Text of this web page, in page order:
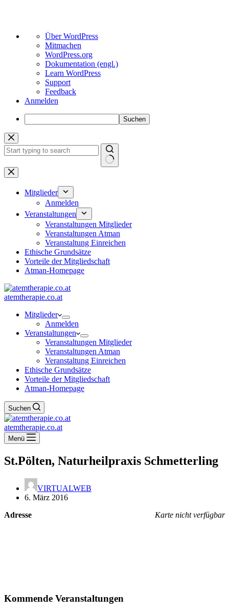
Über
WordPress
Über WordPress
Mitmachen
WordPress.org
Dokumentation (engl.)
Learn WordPress
Support
Feedback
Anmelden
Suchen
Zum
Inhalt
springen
Keine
Ergebnisse
Mitglieder
Anmelden
Veranstaltungen
Veranstaltungen Mitglieder
Veranstaltungen Atman
Veranstaltung Einreichen
Ethische Grundsätze
Vorteile der Mitgliedschaft
Atman-Homepage
atemtherapie.co.at
Mitglieder
Anmelden
Veranstaltungen
Veranstaltungen Mitglieder
Veranstaltungen Atman
Veranstaltung Einreichen
Ethische Grundsätze
Vorteile der Mitgliedschaft
Atman-Homepage
Suchen
atemtherapie.co.at
Menü
St.Pölten, Naturheilpraxis Schmetterling
VIRTUALWEB
6. März 2016
Karte nicht verfügbar
Adresse
Kommende Veranstaltungen